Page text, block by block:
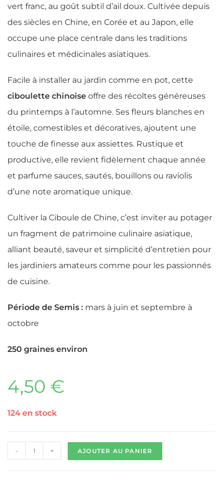
vert franc, au goût subtil d’ail doux. Cultivée depuis
des siècles en Chine, en Corée et au Japon, elle
occupe une place centrale dans les traditions
culinaires et médicinales asiatiques.
Facile à installer au jardin comme en pot, cette
ciboulette chinoise offre des récoltes généreuses
du printemps à l’automne. Ses fleurs blanches en
étoile, comestibles et décoratives, ajoutent une
touche de finesse aux assiettes. Rustique et
productive, elle revient fidèlement chaque année
et parfume sauces, sautés, bouillons ou raviolis
d’une note aromatique unique.
Cultiver la Ciboule de Chine, c’est inviter au potager
un fragment de patrimoine culinaire asiatique,
alliant beauté, saveur et simplicité d’entretien pour
les jardiniers amateurs comme pour les passionnés
de cuisine.
Période de Semis : mars à juin et septembre à
octobre
250 graines environ
4,50 €
124 en stock
- + AJOUTER AU PANIER